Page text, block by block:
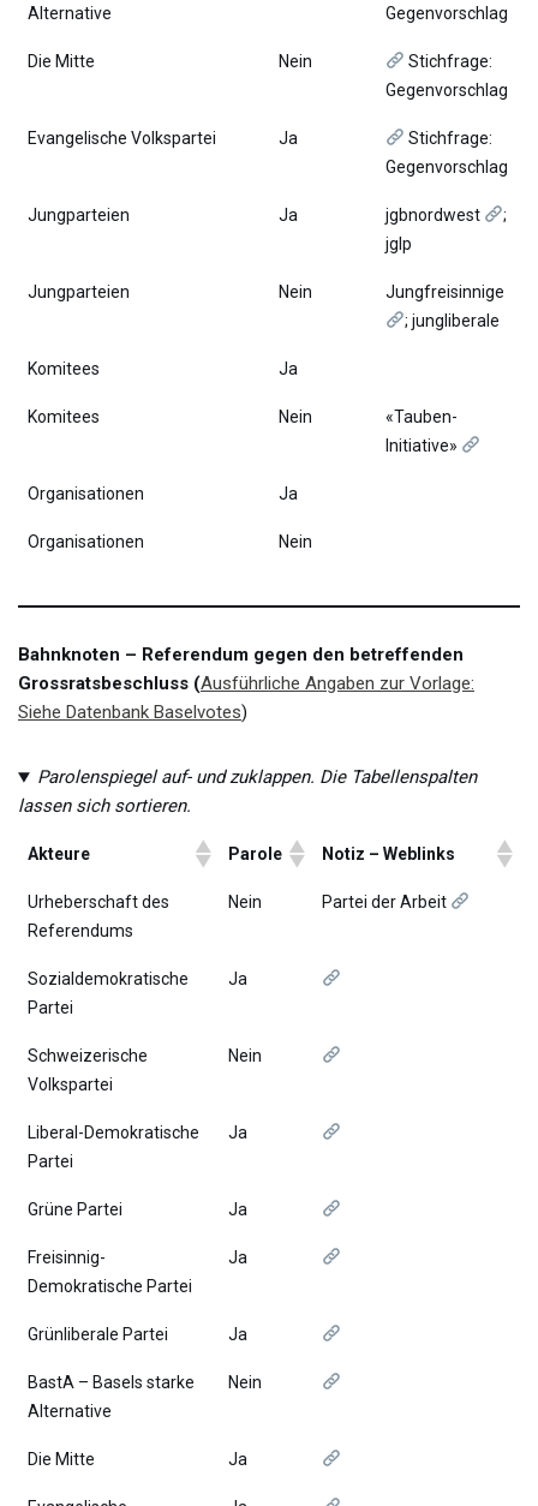
Alternative
Gegenvorschlag
Die Mitte Nein
Stichfrage:
Gegenvorschlag
Evangelische Volkspartei Ja
Stichfrage:
Gegenvorschlag
Jungparteien Ja jgbnordwest
;
jglp
Jungparteien Nein
Jungfreisinnige
; jungliberale
Komitees Ja
Komitees Nein
«Tauben-
Initiative»
Organisationen Ja
Organisationen Nein
Bahnknoten – Referendum gegen den betreffenden
Grossratsbeschluss (Ausführliche Angaben zur Vorlage:
Siehe Datenbank Baselvotes)
Parolenspiegel auf- und zuklappen. Die Tabellenspalten
lassen sich sortieren.
Akteure Parole Notiz – Weblinks
Urheberschaft des
Referendums
Nein Partei der Arbeit
Sozialdemokratische
Partei
Ja
Schweizerische
Volkspartei
Nein
Liberal-Demokratische
Partei
Ja
Grüne Partei Ja
Freisinnig-
Demokratische Partei
Ja
Grünliberale Partei Ja
BastA – Basels starke
Alternative
Nein
Die Mitte Ja